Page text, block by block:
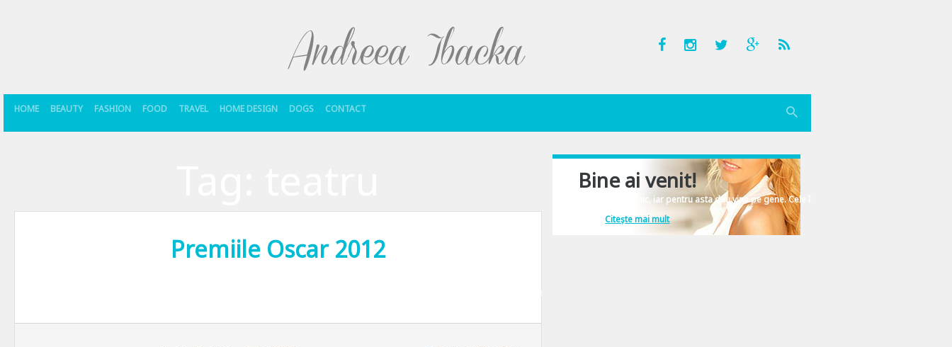
HOME BEAUTY FASHION FOOD TRAVEL HOME DESIGN DOGS CONTACT
Premiile Oscar 2012
Inca de cand eram copil ma trezeam cu noaptea in cap sa urmaresc la tv decernarea premiilor Oscar. Covorul rosu, super-staruri, arta, spectacol, tinute fabuloase. Totul e absolut fascinant! Acum o luna am vizitat
Bine ai venit!
Îmi place să comunic, iar pentru asta dau vina pe gene. Cele înscrise în ADN-ul femeiesc.
Citește mai mult